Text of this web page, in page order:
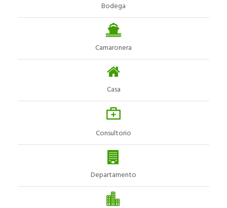
Bodega
Camaronera
Casa
Consultorio
Departamento